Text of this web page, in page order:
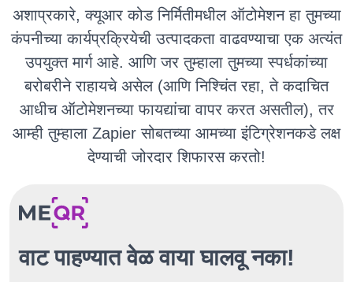
अशाप्रकारे, क्यूआर कोड निर्मितीमधील ऑटोमेशन हा तुमच्या
कंपनीच्या कार्यप्रक्रियेची उत्पादकता वाढवण्याचा एक अत्यंत
उपयुक्त मार्ग आहे. आणि जर तुम्हाला तुमच्या स्पर्धकांच्या
बरोबरीने राहायचे असेल (आणि निश्चिंत रहा, ते कदाचित
आधीच ऑटोमेशनच्या फायद्यांचा वापर करत असतील), तर
आम्ही तुम्हाला Zapier सोबतच्या आमच्या इंटिग्रेशनकडे लक्ष
देण्याची जोरदार शिफारस करतो!
वाट पाहण्यात वेळ वाया घालवू नका!